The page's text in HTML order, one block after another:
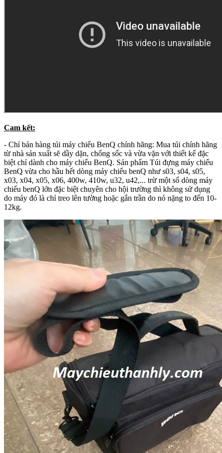
Cam kết:
- Chỉ bán hàng túi máy chiếu BenQ chính hãng: Mua túi chính hãng
từ nhà sản xuất sẽ dầy dặn, chống sốc và vừa vặn với thiết kế đặc
biệt chỉ dành cho máy chiếu BenQ. Sản phẩm Túi đựng máy chiếu
BenQ vừa cho hầu hết dòng máy chiếu benQ như s03, s04, s05,
x03, x04, x05, x06, 400w, 410w, u32, u42,... trừ một số dòng máy
chiếu benQ lớn đặc biệt chuyên cho hội trường thì không sử dụng
do máy đó là chỉ treo lên tường hoặc gắn trần do nó nặng to đến 10-
12kg.